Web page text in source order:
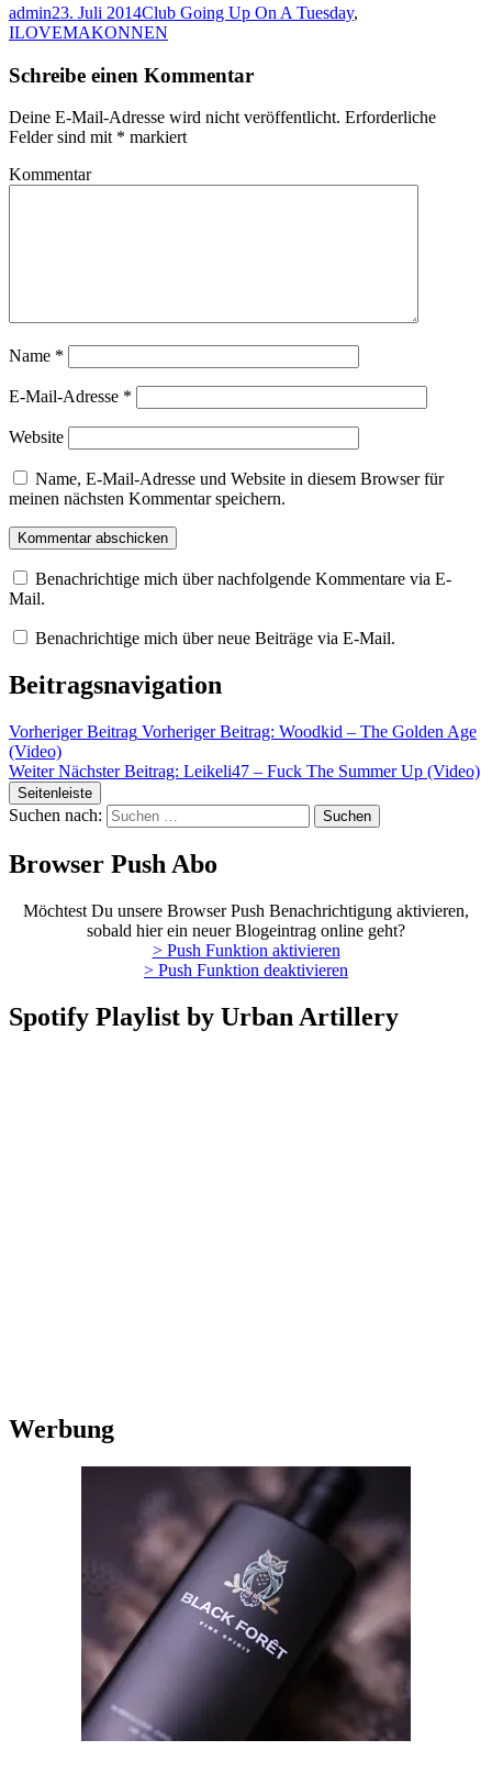
anklicken
(Wird
in
Fenster
geöffnet)
admin23. Juli 2014Club Going Up On A Tuesday,
ILOVEMAKONNEN
Schreibe einen Kommentar
Deine E-Mail-Adresse wird nicht veröffentlicht. Erforderliche
Felder sind mit * markiert
Kommentar
Name *
E-Mail-Adresse *
Website
Name, E-Mail-Adresse und Website in diesem Browser für
meinen nächsten Kommentar speichern.
Benachrichtige mich über nachfolgende Kommentare via E-
Mail.
Benachrichtige mich über neue Beiträge via E-Mail.
Beitragsnavigation
Vorheriger Beitrag Vorheriger Beitrag: Woodkid – The Golden Age
(Video)
Weiter Nächster Beitrag: Leikeli47 – Fuck The Summer Up (Video)
Seitenleiste
Suchen nach:
Browser Push Abo
Möchtest Du unsere Browser Push Benachrichtigung aktivieren,
sobald hier ein neuer Blogeintrag online geht?
> Push Funktion aktivieren
> Push Funktion deaktivieren
Spotify Playlist by Urban Artillery
Werbung